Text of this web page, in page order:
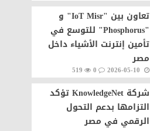
تعاون بين "IoT Misr" و
"Phosphorus" للتوسع في
تأمين إنترنت الأشياء داخل
مصر
0
519
شركة KnowledgeNet تؤكد
التزامها بدعم التحول
الرقمي في مصر